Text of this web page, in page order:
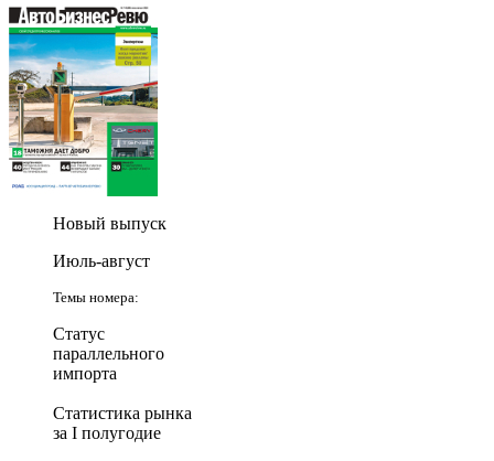
Новый выпуск
Июль-август
Темы номера:
Статус
параллельного
импорта
Статистика рынка
за I полугодие